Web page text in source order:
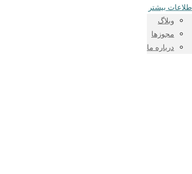
بیشتر
وبلاگ
مجوز‌ها
درباره ما